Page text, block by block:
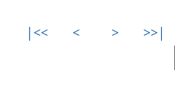
|<< < > >>|